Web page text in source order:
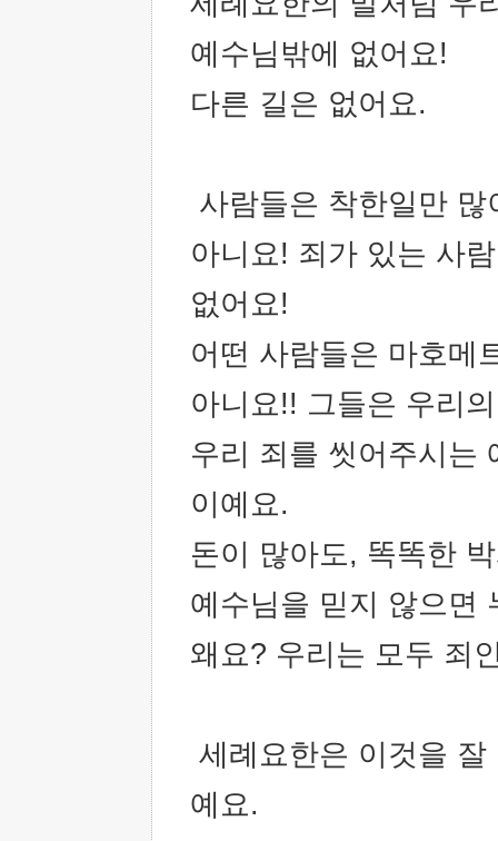
예수님밖에 없어요!
다른 길은 없어요.
사람들은 착한일만
아니요! 죄가 있는 사
없어요!
어떤 사람들은 마호메
아니요!! 그들은 우리
우리 죄를 씻어주시는
이예요.
돈이 많아도, 똑똑한
예수님을 믿지 않으면
왜요? 우리는 모두 죄
세례요한은 이것을
예요.